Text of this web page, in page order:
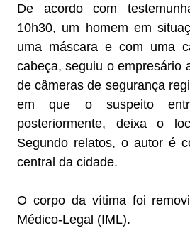
De acordo com
10h30, um homem em
uma máscara e com uma
cabeça, seguiu o empresário
de câmeras de segurança
em que o suspeito
posteriormente, deixa o
Segundo relatos, o autor é
central da cidade.
O corpo da vítima foi
Médico-Legal (IML).